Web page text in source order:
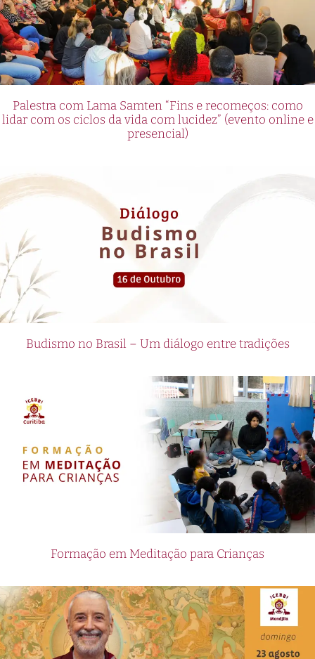
Palestra com Lama Samten “Fins e recomeços: como
lidar com os ciclos da vida com lucidez” (evento online e
presencial)
Budismo no Brasil – Um diálogo entre tradições
Formação em Meditação para Crianças